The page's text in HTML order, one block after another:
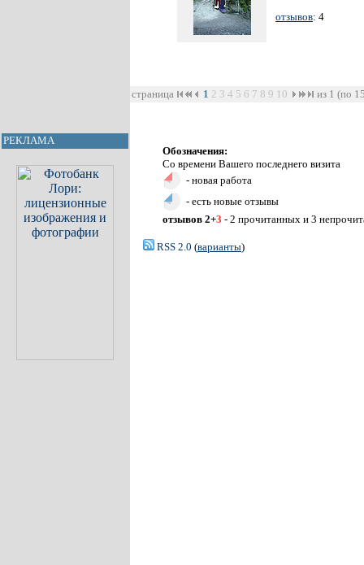
РЕКЛАМА
отзывов: 4
страница 1 2 3 4 5 6 7 8 9 10 из 1 (по
Обозначения:
Со времени Вашего последнего визита
- новая работа
- есть новые отзывы
отзывов 2+3 - 2 прочитанных и 3
RSS 2.0 (варианты)